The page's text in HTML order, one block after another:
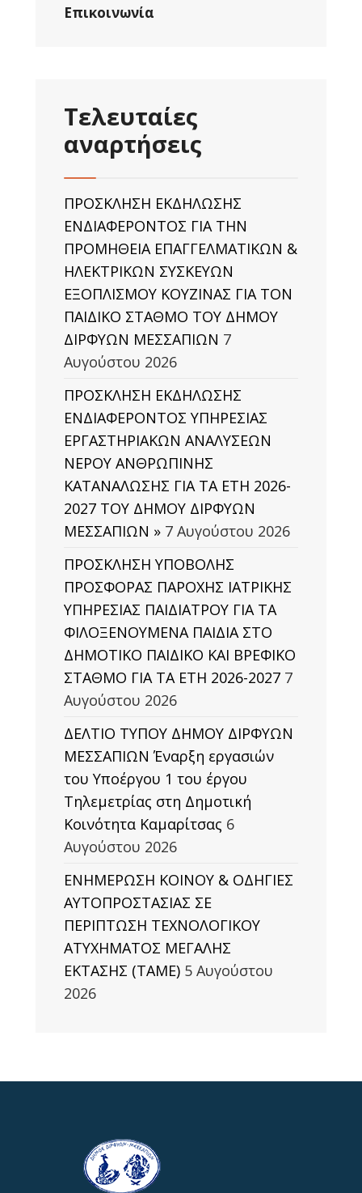
Επικοινωνία
Τελευταίες
αναρτήσεις
ΠΡΟΣΚΛΗΣΗ ΕΚΔΗΛΩΣΗΣ
ΕΝΔΙΑΦΕΡΟΝΤΟΣ ΓΙΑ ΤΗΝ
ΠΡΟΜΗΘΕΙΑ ΕΠΑΓΓΕΛΜΑΤΙΚΩΝ &
ΗΛΕΚΤΡΙΚΩΝ ΣΥΣΚΕΥΩΝ
ΕΞΟΠΛΙΣΜΟΥ ΚΟΥΖΙΝΑΣ ΓΙΑ ΤΟΝ
ΠΑΙΔΙΚΟ ΣΤΑΘΜΟ ΤΟΥ ΔΗΜΟΥ
ΔΙΡΦΥΩΝ ΜΕΣΣΑΠΙΩΝ 7
Αυγούστου 2026
ΠΡΟΣΚΛΗΣΗ ΕΚΔΗΛΩΣΗΣ
ΕΝΔΙΑΦΕΡΟΝΤΟΣ ΥΠΗΡΕΣΙΑΣ
ΕΡΓΑΣΤΗΡΙΑΚΩΝ ΑΝΑΛΥΣΕΩΝ
ΝΕΡΟΥ ΑΝΘΡΩΠΙΝΗΣ
ΚΑΤΑΝΑΛΩΣΗΣ ΓΙΑ ΤΑ ΕΤΗ 2026-
2027 ΤΟΥ ΔΗΜΟΥ ΔΙΡΦΥΩΝ
ΜΕΣΣΑΠΙΩΝ » 7 Αυγούστου 2026
ΠΡΟΣΚΛΗΣΗ ΥΠΟΒΟΛΗΣ
ΠΡΟΣΦΟΡΑΣ ΠΑΡΟΧΗΣ ΙΑΤΡΙΚΗΣ
ΥΠΗΡΕΣΙΑΣ ΠΑΙΔΙΑΤΡΟΥ ΓΙΑ ΤΑ
ΦΙΛΟΞΕΝΟΥΜΕΝΑ ΠΑΙΔΙΑ ΣΤΟ
ΔΗΜΟΤΙΚΟ ΠΑΙΔΙΚΟ ΚΑΙ ΒΡΕΦΙΚΟ
ΣΤΑΘΜΟ ΓΙΑ ΤΑ ΕΤΗ 2026-2027 7
Αυγούστου 2026
ΔΕΛΤΙΟ ΤΥΠΟΥ ΔΗΜΟΥ ΔΙΡΦΥΩΝ
ΜΕΣΣΑΠΙΩΝ Έναρξη εργασιών
του Υποέργου 1 του έργου
Τηλεμετρίας στη Δημοτική
Κοινότητα Καμαρίτσας 6
Αυγούστου 2026
ΕΝΗΜΕΡΩΣΗ ΚΟΙΝΟΥ & ΟΔΗΓΙΕΣ
ΑΥΤΟΠΡΟΣΤΑΣΙΑΣ ΣΕ
ΠΕΡΙΠΤΩΣΗ ΤΕΧΝΟΛΟΓΙΚΟΥ
ΑΤΥΧΗΜΑΤΟΣ ΜΕΓΑΛΗΣ
ΕΚΤΑΣΗΣ (TAΜΕ) 5 Αυγούστου
2026